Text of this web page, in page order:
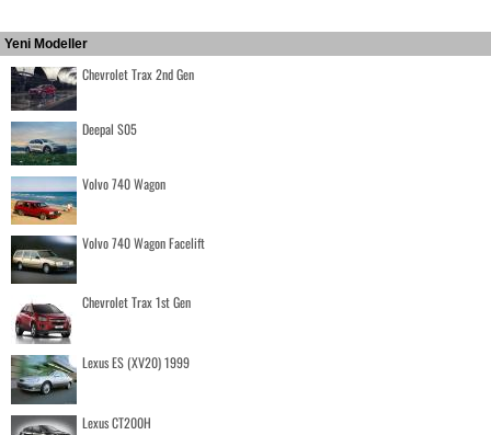
Yeni Modeller
Chevrolet Trax 2nd Gen
Deepal S05
Volvo 740 Wagon
Volvo 740 Wagon Facelift
Chevrolet Trax 1st Gen
Lexus ES (XV20) 1999
Lexus CT200H